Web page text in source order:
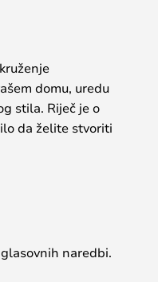
domu, uredu
stila. Riječ je o
da želite stvoriti
naredbi.